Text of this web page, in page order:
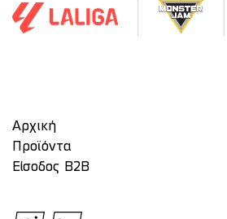
Αρχική
Προϊόντα
Είσοδος Β2Β